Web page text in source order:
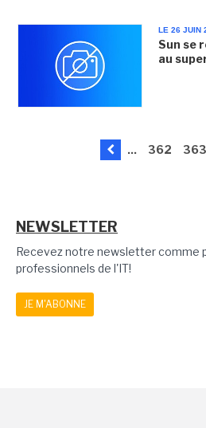
LE 26 JUIN
Sun se
au
... 362 363
NEWSLETTER
Recevez notre newsletter comme
professionnels de l'IT!
JE M'ABONNE